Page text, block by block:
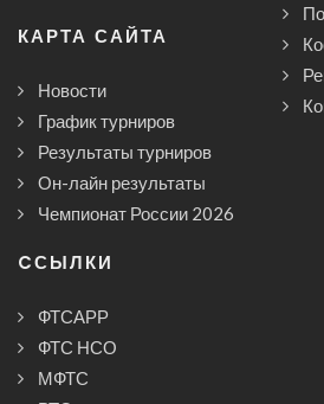
КАРТА САЙТА
Новости
График турниров
Результаты турниров
Он-лайн результаты
Чемпионат России 2026
CСЫЛКИ
ФТСАРР
ФТС НСО
МФТС